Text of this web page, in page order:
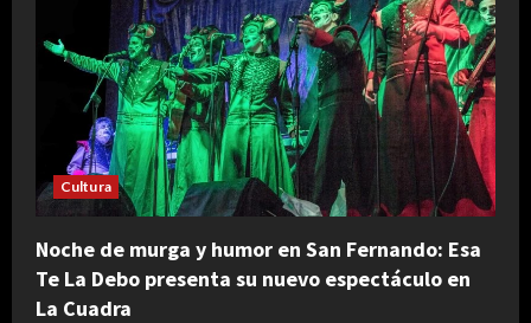
Cultura
Noche de murga y humor en San Fernando: Esa
Te La Debo presenta su nuevo espectáculo en
La Cuadra